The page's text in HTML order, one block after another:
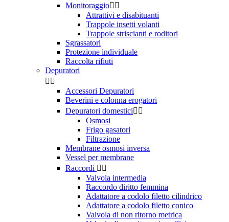
Monitoraggio 
Attrattivi e disabituanti
Trappole insetti volanti
Trappole striscianti e roditori
Sgrassatori
Protezione individuale
Raccolta rifiuti
Depuratori
 
Accessori Depuratori
Beverini e colonna erogatori
Depuratori domestici 
Osmosi
Frigo gasatori
Filtrazione
Membrane osmosi inversa
Vessel per membrane
Raccordi  
Valvola intermedia
Raccordo diritto femmina
Adattatore a codolo filetto cilindrico
Adattatore a codolo filetto conico
Valvola di non ritorno metrica